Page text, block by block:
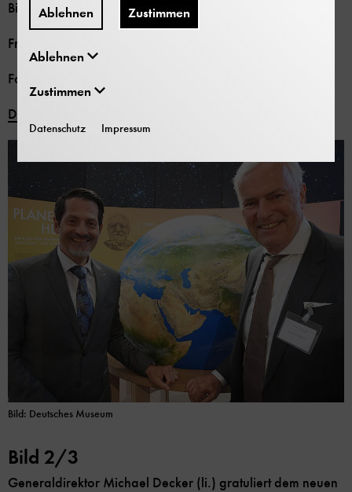
Bild: Deutsches Museum
Biagosch (re.).
Frei zur Veröffentlichung nur mit dem Vermerk
Foto: Deutsches Museum
Download
Bild 2/3
Generaldirektor Michael Decker (li.) gratuliert dem neuen
Ablehnen Zustimmen
Ablehnen
Zustimmen
Datenschutz Impressum